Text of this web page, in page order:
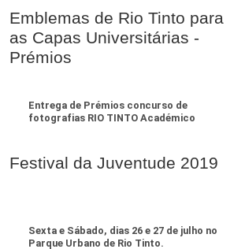
Emblemas de Rio Tinto para
as Capas Universitárias -
Prémios
Entrega de Prémios concurso de
fotografias RIO TINTO Académico
Festival da Juventude 2019
Sexta e Sábado, dias 26 e 27 de julho no
Parque Urbano de Rio Tinto.